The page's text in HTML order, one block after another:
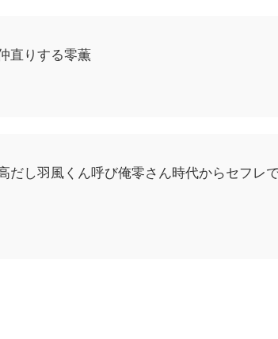
直りする零薫
し羽風くん呼び俺零さん時代からセフレ